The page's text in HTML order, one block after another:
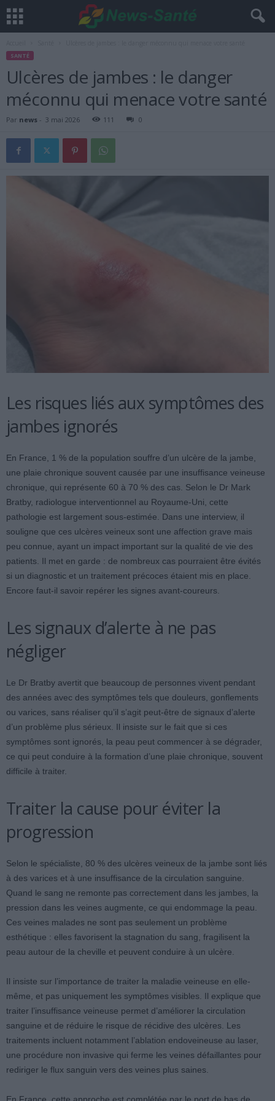
SANTÉ
Ulcères de jambes : le danger
méconnu qui menace votre santé
Par news - 3 mai 2026 111 0
Les risques liés aux symptômes des
jambes ignorés
En France, 1 % de la population souffre d’un ulcère de la jambe,
une plaie chronique souvent causée par une insuffisance veineuse
chronique, qui représente 60 à 70 % des cas. Selon le Dr Mark
Bratby, radiologue interventionnel au Royaume-Uni, cette
pathologie est largement sous-estimée. Dans une interview, il
souligne que ces ulcères veineux sont une affection grave mais
peu connue, ayant un impact important sur la qualité de vie des
patients. Il met en garde : de nombreux cas pourraient être évités
si un diagnostic et un traitement précoces étaient mis en place.
Encore faut-il savoir repérer les signes avant-coureurs.
Les signaux d’alerte à ne pas
négliger
Le Dr Bratby avertit que beaucoup de personnes vivent pendant
des années avec des symptômes tels que douleurs, gonflements
ou varices, sans réaliser qu’il s’agit peut-être de signaux d’alerte
d’un problème plus sérieux. Il insiste sur le fait que si ces
symptômes sont ignorés, la peau peut commencer à se dégrader,
ce qui peut conduire à la formation d’une plaie chronique, souvent
difficile à traiter.
Traiter la cause pour éviter la
progression
Selon le spécialiste, 80 % des ulcères veineux de la jambe sont liés
à des varices et à une insuffisance de la circulation sanguine.
Quand le sang ne remonte pas correctement dans les jambes, la
pression dans les veines augmente, ce qui endommage la peau.
Ces veines malades ne sont pas seulement un problème
esthétique : elles favorisent la stagnation du sang, fragilisent la
peau autour de la cheville et peuvent conduire à un ulcère.
Il insiste sur l’importance de traiter la maladie veineuse en elle-
même, et pas uniquement les symptômes visibles. Il explique que
traiter l’insuffisance veineuse permet d’améliorer la circulation
sanguine et de réduire le risque de récidive des ulcères. Les
traitements incluent notamment l’ablation endoveineuse au laser,
une procédure non invasive qui ferme les veines défaillantes pour
rediriger le flux sanguin vers des veines plus saines.